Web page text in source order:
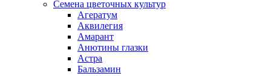
Семена цветочных культур
Агератум
Аквилегия
Амарант
Анютины глазки
Астра
Бальзамин